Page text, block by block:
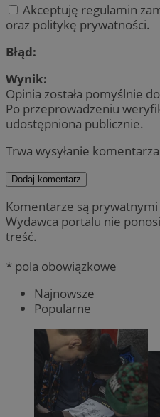
Akceptuję regulamin
oraz politykę prywatności.
Błąd:
Wynik:
Opinia została pomyślnie
Po przeprowadzeniu
udostępniona publicznie.
Trwa wysyłanie
Dodaj komentarz
Komentarze są
Wydawca portalu nie
treść.
* pola obowiązkowe
Najnowsze
Popularne